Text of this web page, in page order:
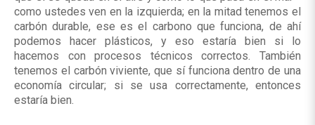
como ustedes ven en la izquierda; en la mitad tenemos el
carbón durable, ese es el carbono que funciona, de ahí
podemos hacer plásticos, y eso estaría bien si lo
hacemos con procesos técnicos correctos. También
tenemos el carbón viviente, que sí funciona dentro de una
economía circular; si se usa correctamente, entonces
estaría bien.